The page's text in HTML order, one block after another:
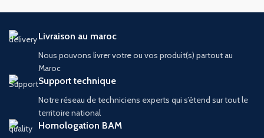
Livraison au maroc
Nous pouvons livrer votre ou vos produit(s) partout au
Maroc
Support technique
Notre réseau de techniciens experts qui s’étend sur tout le
territoire national
Homologation BAM